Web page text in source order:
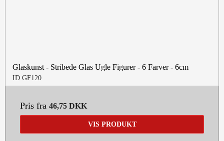
Glaskunst - Stribede Glas Ugle Figurer - 6 Farver - 6cm
ID GF120
Pris fra 46,75 DKK
VIS PRODUKT